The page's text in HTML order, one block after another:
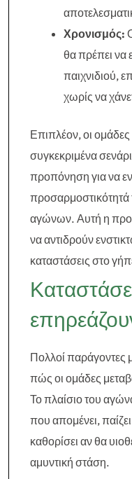
Χρονισμός:
θα πρέπει να
παιχνιδιού,
χωρίς να
Επιπλέον, οι
συγκεκριμένα
προπόνηση για να
προσαρμοστικότητά
αγώνων. Αυτή η
να αντιδρούν
καταστάσεις στο
Πολλοί
πώς οι ομάδες
Το πλαίσιο του
που απομένει,
καθορίσει αν θα
αμυντική στάση.